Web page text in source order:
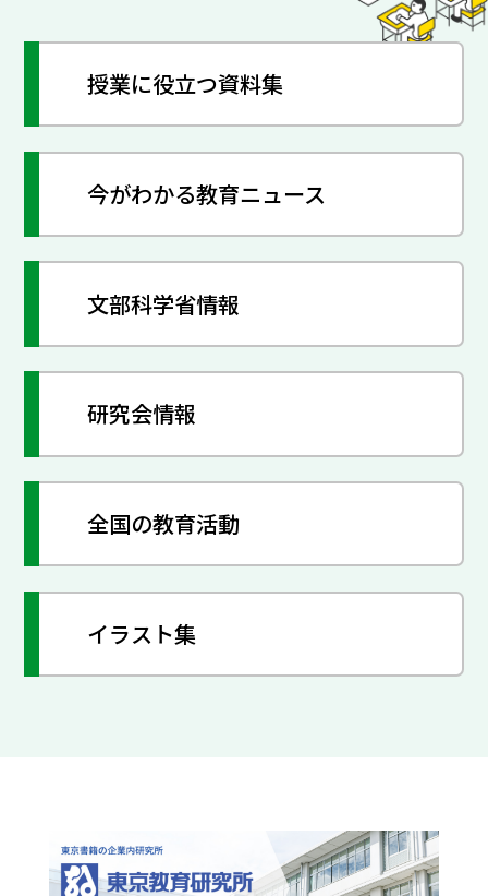
授業に役立つ資料集
今がわかる教育ニュース
文部科学省情報
研究会情報
全国の教育活動
イラスト集